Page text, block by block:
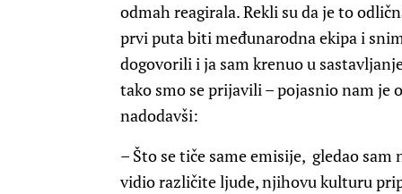
odmah reagirala. Rekli su da je to
prvi puta biti međunarodna ekipa i
dogovorili i ja sam krenuo u
tako smo se prijavili – pojasnio nam je
nadodavši:
– Što se tiče same emisije, gledao
vidio različite ljude, njihovu kulturu